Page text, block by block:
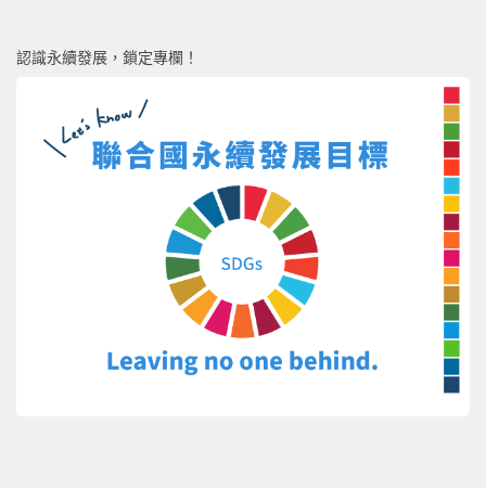
認識永續發展，鎖定專欄！